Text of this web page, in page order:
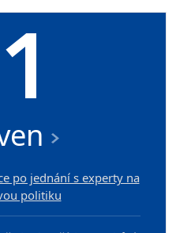
po jednání s experty na
politiku